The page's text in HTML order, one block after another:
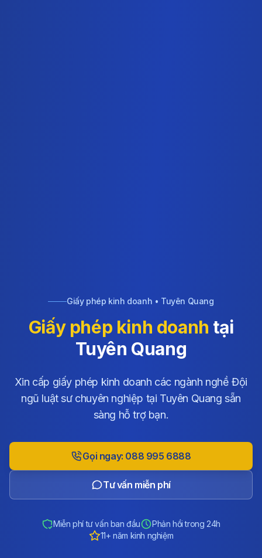
Giấy phép kinh doanh • Tuyên Quang
Giấy phép kinh doanh tại
Tuyên Quang
Xin cấp giấy phép kinh doanh các ngành nghề Đội
ngũ luật sư chuyên nghiệp tại Tuyên Quang sẵn
sàng hỗ trợ bạn.
Gọi ngay: 088 995 6888
Tư vấn miễn phí
Miễn phí tư vấn ban đầu
Phản hồi trong 24h
11+ năm kinh nghiệm